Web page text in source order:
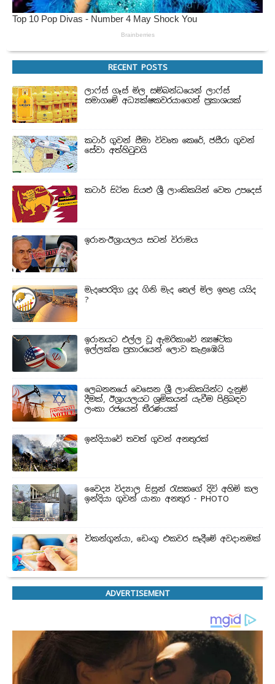
RECENT POSTS
ලාෆ්ස් ගෑස් මිල සම්බන්ධයෙන් ලාෆ්ස්
සමාගමේ අධ්‍යක්ෂකවරයාගෙන් ප්‍රකාශයක්
කටාර් ගුවන් සීමා විවෘත කෙරේ, ජසීරා ගුවන්
සේවා අත්හි‍ටුවයි
කටාර් සිටින සියළු ශ්‍රී ලාංකිකයින් වෙත උපදෙස්
ඉරාන-ඊශ්‍රායලය සටන් විරාමය
මැදපෙරදිග යුද ගිනි මැද තෙල් මිල ඉහළ යයිද
?
ඉරානයට එල්ල වූ ඇමරිකාවේ න්‍යෂ්ටික
ඉල්ලක්ක ප්‍රහාරයෙන් ලොව කැළඹෙයි
ලෙබනනයේ වෙසෙන ශ්‍රී ලාංකිකයින්ට දැනුම්
දීමක්, ඊශ්‍රායලයට ශ්‍රමිකයන් යැවීම පිළිබඳව
ලංකා රජයෙන් තීරණයක්
ඉන්දියාවේ තවත් ගුවන් අනතුරක්
වෛද්‍ය විද්‍යාල සිසුන් ‍රැසකගේ දිවි අහිමි කල
ඉන්දියා ගුවන් යානා අනතුර - PHOTO
චිකන්ගුන්යා, ඩෙංගු එකවර සෑදීමේ අවදානමක්
ADVERTISEMENT